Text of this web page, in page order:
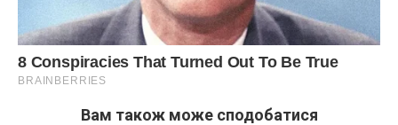
Вам також може сподобатися